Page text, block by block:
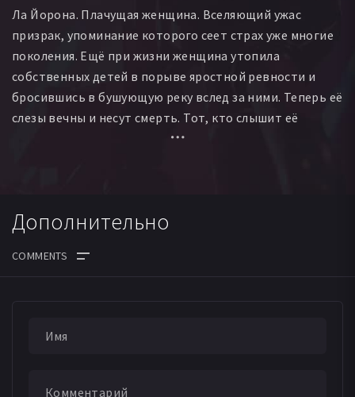
Ла Йорона. Плачущая женщина. Вселяющий ужас
призрак, упоминание которого сеет страх уже многие
поколения. Ещё при жизни женщина утопила
собственных детей в порыве яростной ревности и
бросившись в бушующую реку вслед за ними. Теперь её
слезы вечны и несут смерть. Тот, кто слышит её
предсмертный крик в ночи, обречен. Ла Йорона
Дополнительно